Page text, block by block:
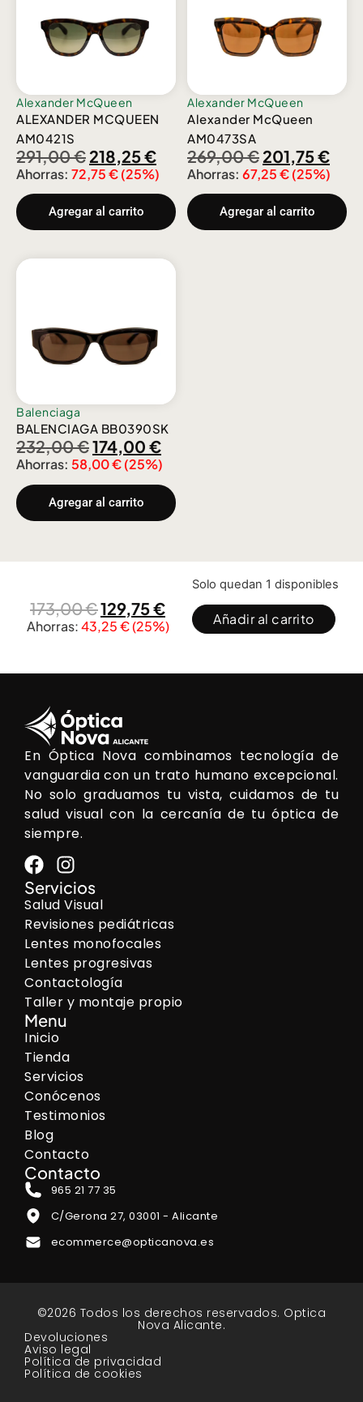
Alexander McQueen
ALEXANDER MCQUEEN
AM0421S
291,00€ 218,25€
Ahorras: 72,75€(25%)
Agregar al carrito
Alexander McQueen
Alexander McQueen
AM0473SA
269,00€ 201,75€
Ahorras: 67,25€(25%)
Agregar al carrito
Balenciaga
BALENCIAGA BB0390SK
232,00€174,00 €
Ahorras: 58,00€(25%)
Agregar al carrito
173,00€129,75€
Ahorras:43,25€(25%)
Solo quedan 1 disponibles
Añadir al carrito
En Óptica Nova combinamos tecnología de
vanguardia con un trato humano excepcional.
No solo graduamos tu vista, cuidamos de tu
salud visual con la cercanía de tu óptica de
siempre.
Servicios
Salud Visual
Revisiones pediátricas
Lentes monofocales
Lentes progresivas
Contactología
Taller y montaje propio
Menu
Inicio
Tienda
Servicios
Conócenos
Testimonios
Blog
Contacto
Contacto
965 21 77 35
C/Gerona 27, 03001 - Alicante
ecommerce@opticanova.es
©2026 Todos los derechos reservados. Optica
Nova Alicante.
Devoluciones
Aviso legal
Política de privacidad
Política de cookies